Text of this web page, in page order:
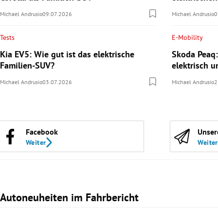
Michael Andrusio09.07.2026
Tests
Kia EV5: Wie gut ist das elektrische
Familien-SUV?
Michael Andrusio03.07.2026
Michael Andrusio
E-Mobility
Skoda
elektrisch
Michael Andrusio
Facebook
Weiter Weiter
Autoneuheiten im Fahrbericht
Slide 1 von 3